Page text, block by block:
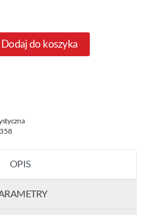
Dodaj do koszyka
OPIS